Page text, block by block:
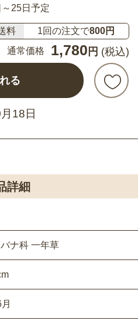
25日予定
料 1回の注文で800円
通常価格
1,780 円 (税込)
る
18日
詳細
ナ科 一年草